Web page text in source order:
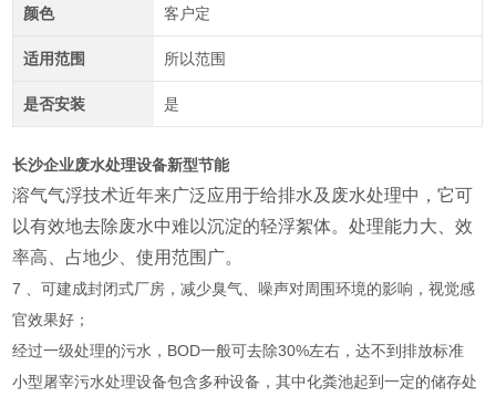
颜色 客户定
适用范围 所以范围
是否安装 是
长沙企业废水处理设备新型节能
溶气气浮技术近年来广泛应用于给排水及废水处理中，它可
以有效地去除废水中难以沉淀的轻浮絮体。处理能力大、效
率高、占地少、使用范围广。
7 、可建成封闭式厂房，减少臭气、噪声对周围环境的影响，视觉感
官效果好；
经过一级处理的污水，BOD一般可去除30%左右，达不到排放标准
小型屠宰污水处理设备包含多种设备，其中化粪池起到一定的储存处